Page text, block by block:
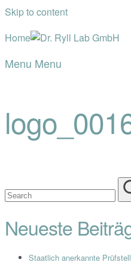
Skip to content
Home
Menu Menu
Neueste
Staatlich anerkannte